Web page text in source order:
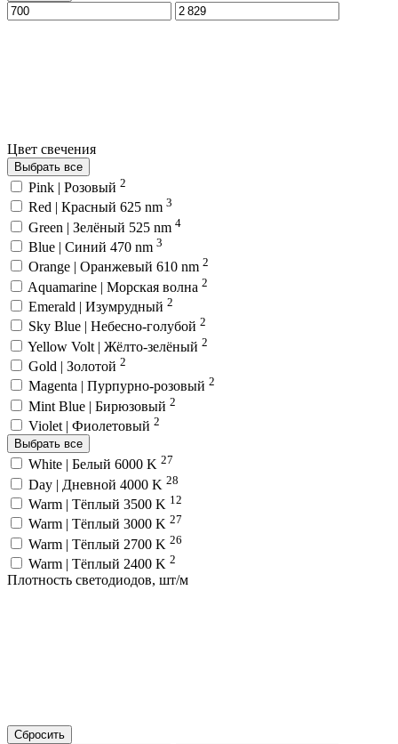
Цвет свечения
Выбрать все
Pink | Розовый 2
Red | Красный 625 nm 3
Green | Зелёный 525 nm 4
Blue | Синий 470 nm 3
Orange | Оранжевый 610 nm 2
Aquamarine | Морская волна 2
Emerald | Изумрудный 2
Sky Blue | Небесно-голубой 2
Yellow Volt | Жёлто-зелёный 2
Gold | Золотой 2
Magenta | Пурпурно-розовый 2
Mint Blue | Бирюзовый 2
Violet | Фиолетовый 2
Выбрать все
White | Белый 6000 K 27
Day | Дневной 4000 K 28
Warm | Тёплый 3500 K 12
Warm | Тёплый 3000 K 27
Warm | Тёплый 2700 K 26
Warm | Тёплый 2400 K 2
Плотность светодиодов, шт/м
Сбросить